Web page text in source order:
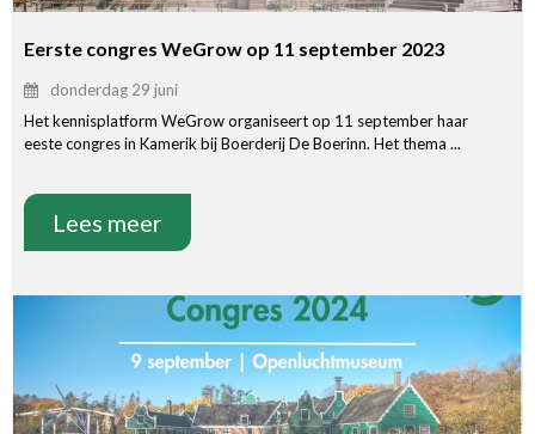
Eerste congres WeGrow op 11 september 2023
donderdag 29 juni
Het kennisplatform WeGrow organiseert op 11 september haar
eeste congres in Kamerik bij Boerderij De Boerinn. Het thema ...
Lees meer